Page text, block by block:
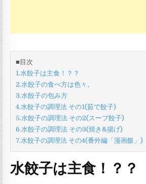
■目次
1.水餃子は主食！？？
2.水餃子の食べ方は色々。
3.水餃子の包み方
4.水餃子の調理法 その1(茹で餃子)
5.水餃子の調理法 その2(スープ餃子)
6.水餃子の調理法 その3(焼き&揚げ)
7.水餃子の調理法 その4(番外編「漫画飯」)
水餃子は主食！？？